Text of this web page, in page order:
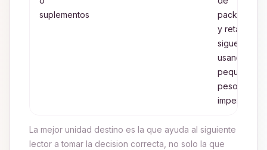
suplementos
packaging
y retail
siguen
usando
pequenos
pesos
imperiales
La mejor unidad destino es la que ayuda al siguiente
lector a tomar la decision correcta, no solo la que